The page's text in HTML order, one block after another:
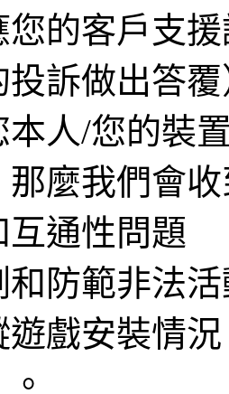
您的客戶支
投訴做出答
本人/您的裝
那麼我們會
互通性問題
和防範非法
遊戲安裝情